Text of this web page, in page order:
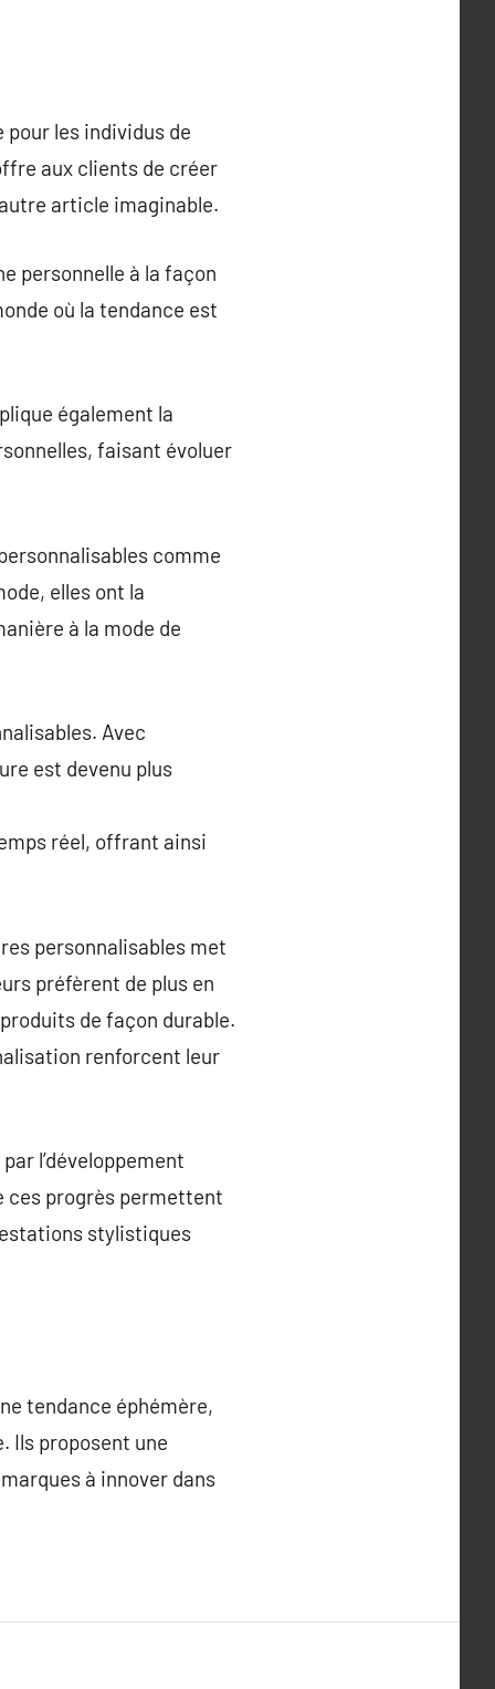
les individus de
aux clients de créer
article imaginable.
personnelle à la façon
où la tendance est
également la
faisant évoluer
comme
elles ont la
à la mode de
Avec
est devenu plus
réel, offrant ainsi
personnalisables met
préfèrent de plus en
de façon durable.
renforcent leur
l’développement
ces progrès permettent
stylistiques
tendance éphémère,
Ils proposent une
à innover dans